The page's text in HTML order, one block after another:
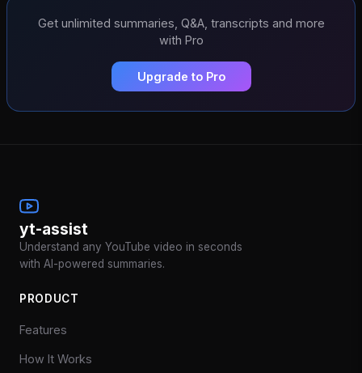
Get unlimited summaries, Q&A, transcripts and more
with Pro
Upgrade to Pro
yt-assist
Understand any YouTube video in seconds
with AI-powered summaries.
PRODUCT
Features
How It Works